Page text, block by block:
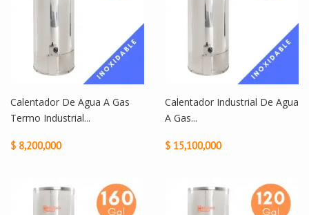
Calentador De Agua A Gas
Termo Industrial...
$ 8,200,000
Calentador Industrial De Agua
A Gas...
$ 15,100,000